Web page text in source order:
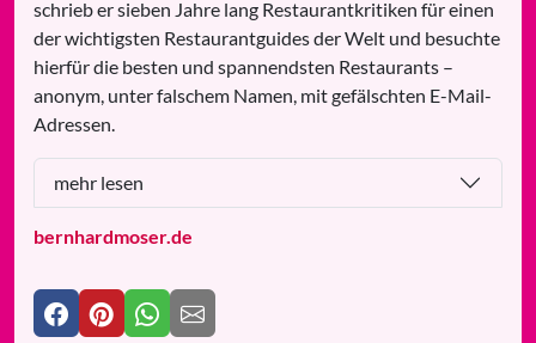
schrieb er sieben Jahre lang Restaurantkritiken für einen
der wichtigsten Restaurantguides der Welt und besuchte
hierfür die besten und spannendsten Restaurants –
anonym, unter falschem Namen, mit gefälschten E-Mail-
Adressen.
mehr lesen
bernhardmoser.de